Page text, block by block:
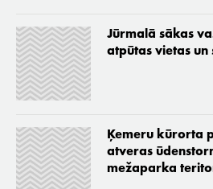
Jūrmalā sākas
atpūtas vietas un
Ķemeru kūrorta
atveras
mežaparka